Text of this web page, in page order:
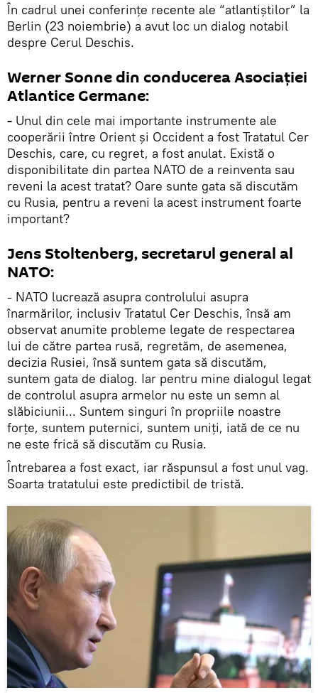
În cadrul unei conferințe recente ale “atlantiștilor” la
Berlin (23 noiembrie) a avut loc un dialog notabil
despre Cerul Deschis.
Werner Sonne din conducerea Asociației
Atlantice Germane:
- Unul din cele mai importante instrumente ale
cooperării între Orient și Occident a fost Tratatul Cer
Deschis, care, cu regret, a fost anulat. Există o
disponibilitate din partea NATO de a reinventa sau
reveni la acest tratat? Oare sunte gata să discutăm
cu Rusia, pentru a reveni la acest instrument foarte
important?
Jens Stoltenberg, secretarul general al
NATO:
- NATO lucrează asupra controlului asupra
înarmărilor, inclusiv Tratatul Cer Deschis, însă am
observat anumite probleme legate de respectarea
lui de către partea rusă, regretăm, de asemenea,
decizia Rusiei, însă suntem gata să discutăm,
suntem gata de dialog. Iar pentru mine dialogul legat
de controlul asupra armelor nu este un semn al
slăbiciunii... Suntem singuri în propriile noastre
forțe, suntem puternici, suntem uniți, iată de ce nu
ne este frică să discutăm cu Rusia.
Întrebarea a fost exact, iar răspunsul a fost unul vag.
Soarta tratatului este predictibil de tristă.